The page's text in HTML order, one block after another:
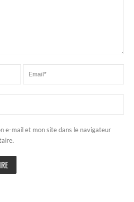
e-mail et mon site dans le navigateur